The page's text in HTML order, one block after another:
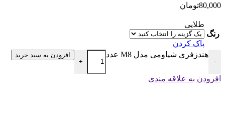
80,000تومان
رنگ
طلایی
پاک کردن
-
هندزفری شیاومی مدل M8 عدد
+
افزودن به سبد خرید
افزودن به علاقه مندی